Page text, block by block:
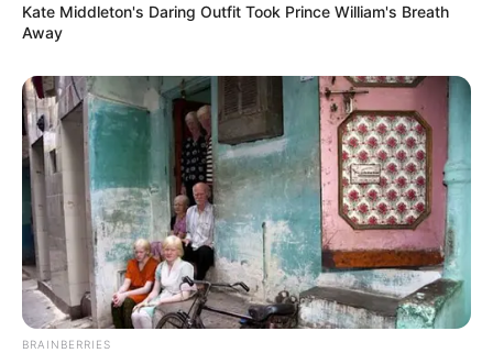
Kate Middleton's Daring Outfit Took Prince William's Breath
Away
BRAINBERRIES